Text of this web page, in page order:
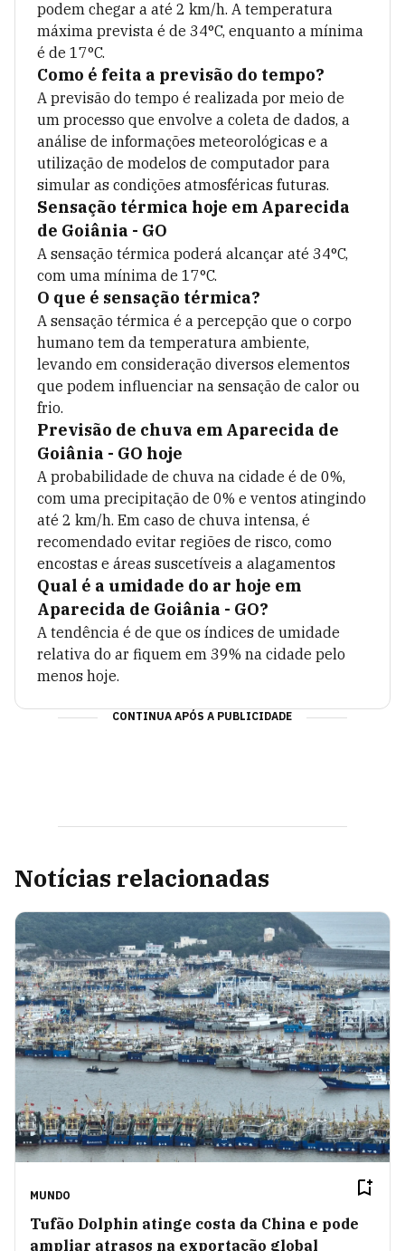
podem chegar a até 2 km/h. A temperatura
máxima prevista é de 34°C, enquanto a mínima
é de 17°C.
Como é feita a previsão do tempo?
A previsão do tempo é realizada por meio de
um processo que envolve a coleta de dados, a
análise de informações meteorológicas e a
utilização de modelos de computador para
simular as condições atmosféricas futuras.
Sensação térmica hoje em Aparecida
de Goiânia - GO
A sensação térmica poderá alcançar até 34°C,
com uma mínima de 17°C.
O que é sensação térmica?
A sensação térmica é a percepção que o corpo
humano tem da temperatura ambiente,
levando em consideração diversos elementos
que podem influenciar na sensação de calor ou
frio.
Previsão de chuva em Aparecida de
Goiânia - GO hoje
A probabilidade de chuva na cidade é de 0%,
com uma precipitação de 0% e ventos atingindo
até 2 km/h. Em caso de chuva intensa, é
recomendado evitar regiões de risco, como
encostas e áreas suscetíveis a alagamentos
Qual é a umidade do ar hoje em
Aparecida de Goiânia - GO?
A tendência é de que os índices de umidade
relativa do ar fiquem em 39% na cidade pelo
menos hoje.
CONTINUA APÓS A PUBLICIDADE
Notícias relacionadas
MUNDO
Tufão Dolphin atinge costa da China e pode
ampliar atrasos na exportação global